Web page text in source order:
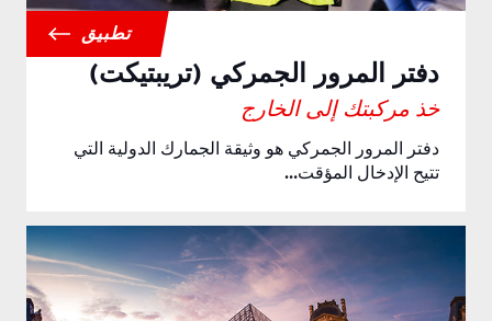
تطبيق
دفتر المرور الجمركي (تريبتيكت)
خذ مركبتك إلى الخارج
دفتر المرور الجمركي هو وثيقة الجمارك الدولية التي
تتيح الإدخال المؤقت…